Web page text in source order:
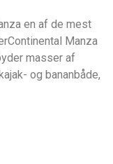
en af de mest
Manza
masser af
og bananbåde,